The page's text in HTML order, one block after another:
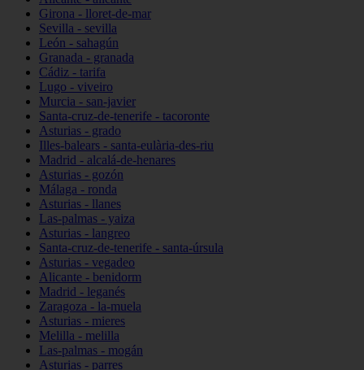
Girona - lloret-de-mar
Sevilla - sevilla
León - sahagún
Granada - granada
Cádiz - tarifa
Lugo - viveiro
Murcia - san-javier
Santa-cruz-de-tenerife - tacoronte
Asturias - grado
Illes-balears - santa-eulària-des-riu
Madrid - alcalá-de-henares
Asturias - gozón
Málaga - ronda
Asturias - llanes
Las-palmas - yaiza
Asturias - langreo
Santa-cruz-de-tenerife - santa-úrsula
Asturias - vegadeo
Alicante - benidorm
Madrid - leganés
Zaragoza - la-muela
Asturias - mieres
Melilla - melilla
Las-palmas - mogán
Asturias - parres